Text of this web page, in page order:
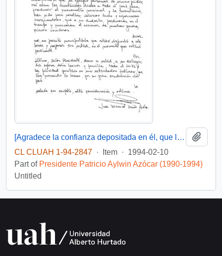
[Agradece la confianza depositada en él, que le posibilito servir en su gobierno]
CL CLUAH 1-94-2847 · Item · 1994-02-10
Part of Presidente Patricio Aylwin Azócar (1990-1994)
Untitled